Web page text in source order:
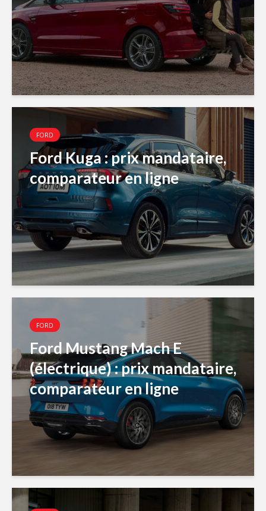
FORD
Ford Kuga : prix mandataire,
comparateur en ligne
FORD
Ford Mustang Mach E
(électrique) : prix mandataire,
comparateur en ligne